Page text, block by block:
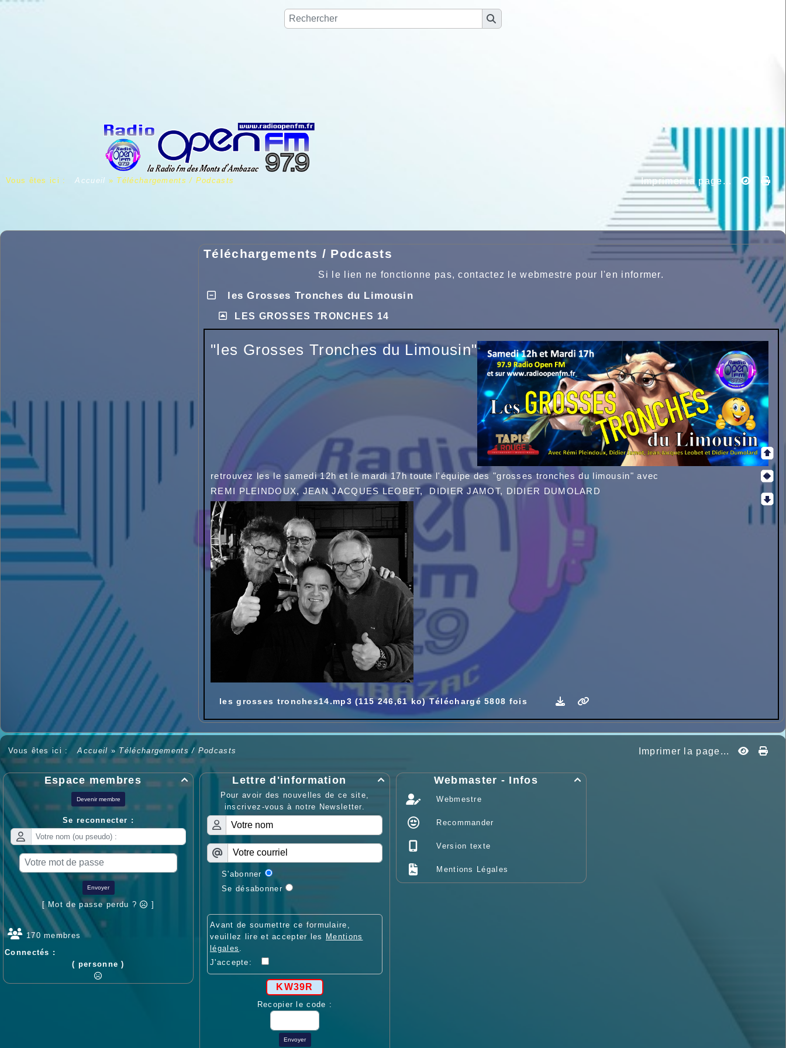
Vous êtes ici : Accueil » Téléchargements / Podcasts Imprimer la page...
Téléchargements / Podcasts
Si le lien ne fonctionne pas, contactez le webmestre pour l'en informer.
les Grosses Tronches du Limousin
LES GROSSES TRONCHES 14
"les Grosses Tronches du Limousin"
retrouvez les le samedi 12h et lemardi 17htoute l'équipe des "grosses tronches du limousin" avec
REMI PLEINDOUX, JEAN JACQUES LEOBET, DIDIER JAMOT, DIDIER DUMOLARD
les grosses tronches14.mp3 (115 246,61 ko) Téléchargé 5808 fois
Vous êtes ici : Accueil » Téléchargements / Podcasts Imprimer la page...

Espace membres
Devenir membre
Se reconnecter :
Envoyer
[ Mot de passe perdu ? ]
170 membres
Connectés :
( personne )

Lettre d'information
Pour avoir des nouvelles de ce site,
inscrivez-vous à notre Newsletter.
S'abonner
Se désabonner
Avant de soumettre ce formulaire,
veuillez lire et accepter les
Mentions
légales .
J'accepte:
KW39R
Recopier le code :
Envoyer

Webmaster - Infos
Webmestre
Recommander
Version texte
Mentions Légales